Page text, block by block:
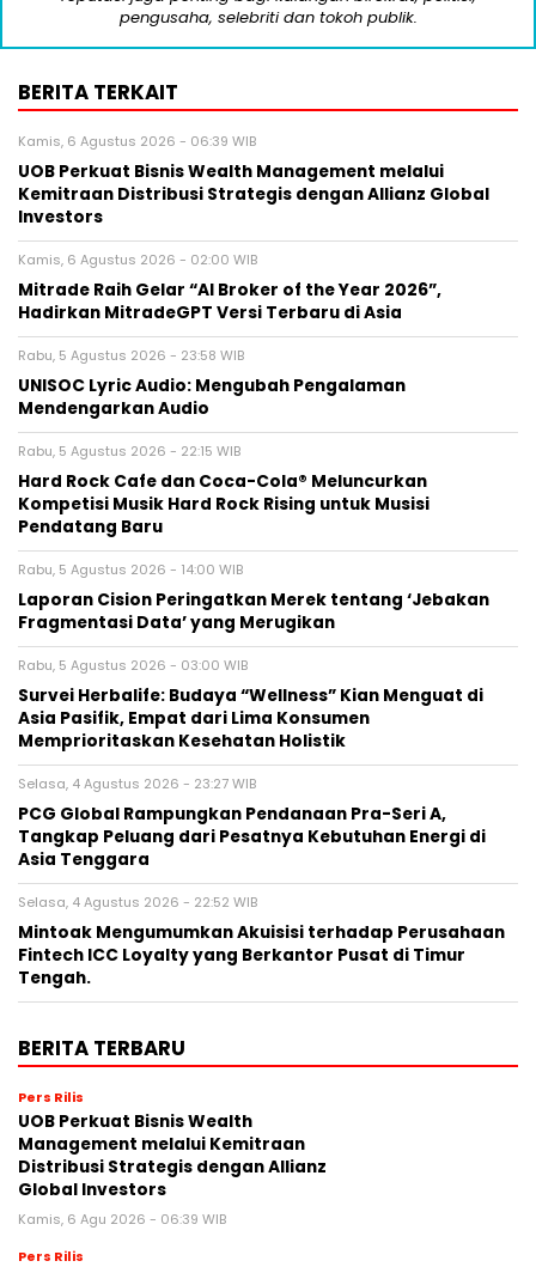
pengusaha, selebriti dan tokoh publik.
BERITA TERKAIT
Kamis, 6 Agustus 2026 - 06:39 WIB
UOB Perkuat Bisnis Wealth Management melalui
Kemitraan Distribusi Strategis dengan Allianz Global
Investors
Kamis, 6 Agustus 2026 - 02:00 WIB
Mitrade Raih Gelar “AI Broker of the Year 2026”,
Hadirkan MitradeGPT Versi Terbaru di Asia
Rabu, 5 Agustus 2026 - 23:58 WIB
UNISOC Lyric Audio: Mengubah Pengalaman
Mendengarkan Audio
Rabu, 5 Agustus 2026 - 22:15 WIB
Hard Rock Cafe dan Coca-Cola® Meluncurkan
Kompetisi Musik Hard Rock Rising untuk Musisi
Pendatang Baru
Rabu, 5 Agustus 2026 - 14:00 WIB
Laporan Cision Peringatkan Merek tentang ‘Jebakan
Fragmentasi Data’ yang Merugikan
Rabu, 5 Agustus 2026 - 03:00 WIB
Survei Herbalife: Budaya “Wellness” Kian Menguat di
Asia Pasifik, Empat dari Lima Konsumen
Memprioritaskan Kesehatan Holistik
Selasa, 4 Agustus 2026 - 23:27 WIB
PCG Global Rampungkan Pendanaan Pra-Seri A,
Tangkap Peluang dari Pesatnya Kebutuhan Energi di
Asia Tenggara
Selasa, 4 Agustus 2026 - 22:52 WIB
Mintoak Mengumumkan Akuisisi terhadap Perusahaan
Fintech ICC Loyalty yang Berkantor Pusat di Timur
Tengah.
BERITA TERBARU
Pers Rilis
UOB Perkuat Bisnis Wealth
Management melalui Kemitraan
Distribusi Strategis dengan Allianz
Global Investors
Kamis, 6 Agu 2026 - 06:39 WIB
Pers Rilis